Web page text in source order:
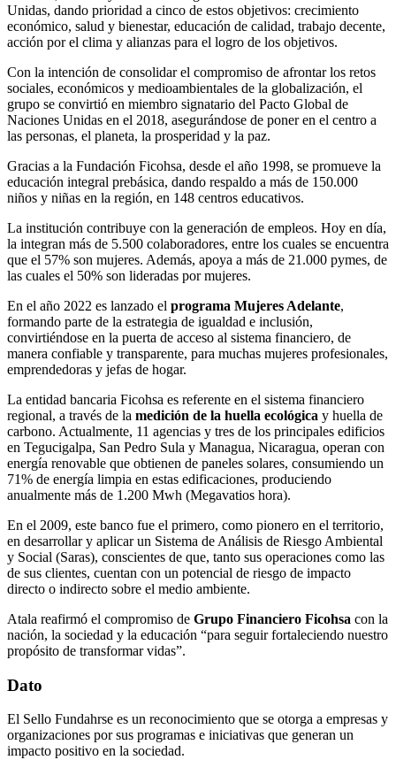
Unidas, dando prioridad a cinco de estos objetivos: crecimiento
económico, salud y bienestar, educación de calidad, trabajo decente,
acción por el clima y alianzas para el logro de los objetivos.
Con la intención de consolidar el compromiso de afrontar los retos
sociales, económicos y medioambientales de la globalización, el
grupo se convirtió en miembro signatario del Pacto Global de
Naciones Unidas en el 2018, asegurándose de poner en el centro a
las personas, el planeta, la prosperidad y la paz.
Gracias a la Fundación Ficohsa, desde el año 1998, se promueve la
educación integral prebásica, dando respaldo a más de 150.000
niños y niñas en la región, en 148 centros educativos.
La institución contribuye con la generación de empleos. Hoy en día,
la integran más de 5.500 colaboradores, entre los cuales se encuentra
que el 57% son mujeres. Además, apoya a más de 21.000 pymes, de
las cuales el 50% son lideradas por mujeres.
En el año 2022 es lanzado el programa Mujeres Adelante,
formando parte de la estrategia de igualdad e inclusión,
convirtiéndose en la puerta de acceso al sistema financiero, de
manera confiable y transparente, para muchas mujeres profesionales,
emprendedoras y jefas de hogar.
La entidad bancaria Ficohsa es referente en el sistema financiero
regional, a través de la medición de la huella ecológica y huella de
carbono. Actualmente, 11 agencias y tres de los principales edificios
en Tegucigalpa, San Pedro Sula y Managua, Nicaragua, operan con
energía renovable que obtienen de paneles solares, consumiendo un
71% de energía limpia en estas edificaciones, produciendo
anualmente más de 1.200 Mwh (Megavatios hora).
En el 2009, este banco fue el primero, como pionero en el territorio,
en desarrollar y aplicar un Sistema de Análisis de Riesgo Ambiental
y Social (Saras), conscientes de que, tanto sus operaciones como las
de sus clientes, cuentan con un potencial de riesgo de impacto
directo o indirecto sobre el medio ambiente.
Atala reafirmó el compromiso de Grupo Financiero Ficohsa con la
nación, la sociedad y la educación “para seguir fortaleciendo nuestro
propósito de transformar vidas”.
Dato
El Sello Fundahrse es un reconocimiento que se otorga a empresas y
organizaciones por sus programas e iniciativas que generan un
impacto positivo en la sociedad.